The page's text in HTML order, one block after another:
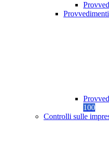
100
Controlli sulle